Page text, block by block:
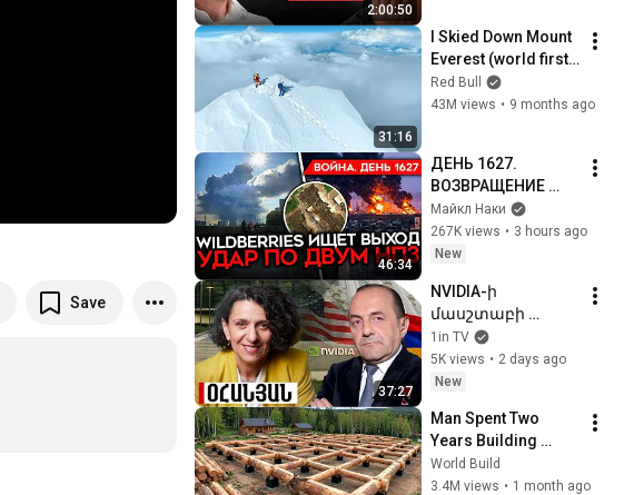
Save
2:00:50
31:16
I Skied Down Mount
Everest (world first,
no oxygen)
Red Bull
43M views • 9 months ago
46:34
ДЕНЬ 1627.
ВОЗВРАЩЕНИЕ
БЕНЗИНОВОГО
КРИЗИСА/ ПУТИН
БОИТСЯ ДРОНОВ/
ЗАКОЛЕБАЛА
ВОЙНА/ ГОРЯТ НПЗ
Майкл Наки
267K views • 3 hours ago
New
37:27
NVIDIA-ի
մասշտաբի
կորպորացիաներ
ի մուտքը որևէ
երկիր
ունենում է
աշխարհաքաղա
քական էֆեկտ
1in TV
5K views • 2 days ago
New
Man Spent Two
Years Building
HUGE Wooden
House for his
World Build
3.4M views • 1 month ago